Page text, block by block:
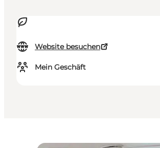
Website besuchen
Mein Geschäft